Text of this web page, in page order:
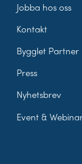
Jobba hos oss
Kontakt
Bygglet Partner
Press
Nyhetsbrev
Event &